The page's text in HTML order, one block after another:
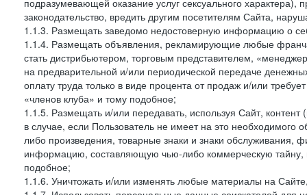
подразумевающей оказание услуг сексуального
законодательство, вредить другим посетителям Сайта,
1.1.3. Размещать заведомо недостоверную информацию о
1.1.4. Размещать объявления, рекламирующие любые
стать дистрибьютером, торговым представителем,
на предварительной и/или периодической передаче
оплату труда только в виде процента от продаж и/или
«членов клуба» и тому подобное;
1.1.5. Размещать и/или передавать, используя Сайт,
в случае, если Пользователь не имеет на это
либо произведения, товарные знаки и знаки
информацию, составляющую чью-либо коммерческую тайну,
подобное;
1.1.6. Уничтожать и/или изменять любые материалы на